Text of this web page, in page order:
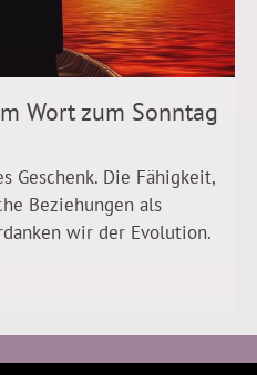
Wort zum Sonntag
Geschenk. Die Fähigkeit,
Beziehungen als
wir der Evolution.